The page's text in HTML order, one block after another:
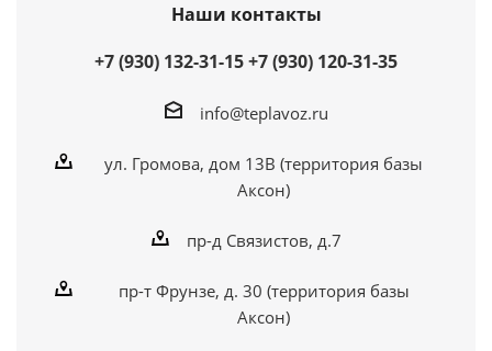
Наши контакты
+7 (930) 132-31-15+7 (930) 120-31-35
info@teplavoz.ru
ул. Громова, дом 13В (территория базы
Аксон)
пр-д Связистов, д.7
пр-т Фрунзе, д. 30 (территория базы
Аксон)